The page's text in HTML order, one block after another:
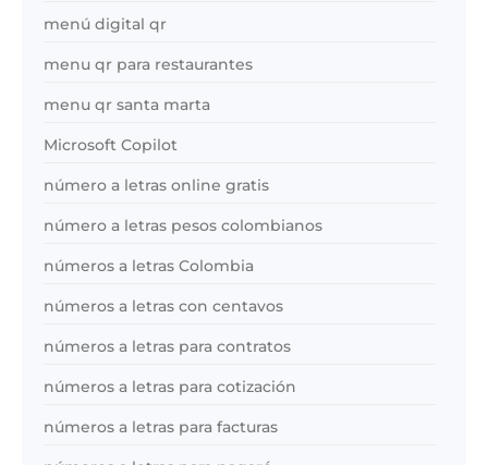
menú digital qr
menu qr para restaurantes
menu qr santa marta
Microsoft Copilot
número a letras online gratis
número a letras pesos colombianos
números a letras Colombia
números a letras con centavos
números a letras para contratos
números a letras para cotización
números a letras para facturas